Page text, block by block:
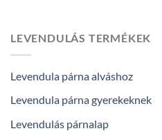
LEVENDULÁS TERMÉKEK
Levendula párna alváshoz
Levendula párna gyerekeknek
Levendulás párnalap